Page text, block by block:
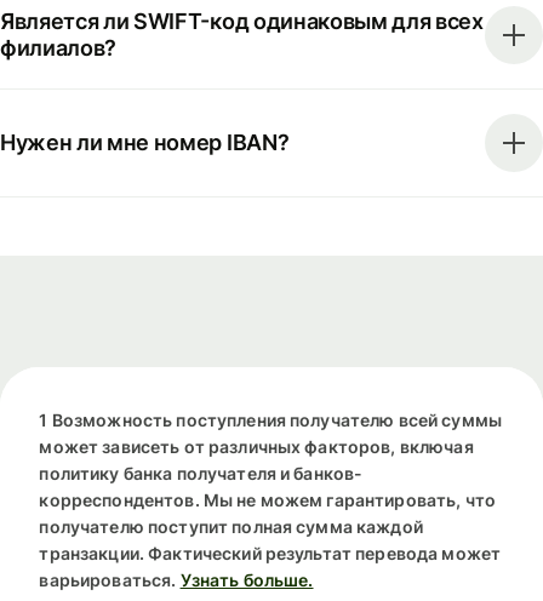
Является ли SWIFT-код одинаковым для всех
филиалов?
Нужен ли мне номер IBAN?
1 Возможность поступления получателю всей суммы
может зависеть от различных факторов, включая
политику банка получателя и банков-
корреспондентов. Мы не можем гарантировать, что
получателю поступит полная сумма каждой
транзакции. Фактический результат перевода может
варьироваться. Узнать больше.